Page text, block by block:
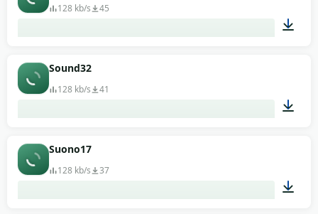
128 kb/s 45
Sound32
128 kb/s 41
Suono17
128 kb/s 37